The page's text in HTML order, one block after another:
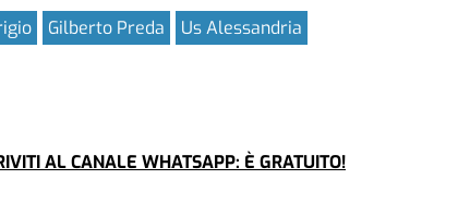
Gilberto Preda Us Alessandria
AL CANALE WHATSAPP: È GRATUITO!